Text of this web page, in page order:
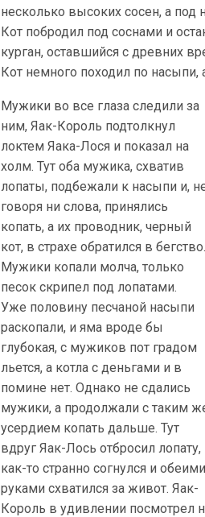
несколько высоких сосен, а
Кот побродил под соснами и
курган, оставшийся с древних
Кот немного походил по насыпи,
Мужики во все глаза следили за
ним, Яак-Король подтолкнул
локтем Яака-Лося и показал на
холм. Тут оба мужика, схватив
лопаты, подбежали к насыпи и,
говоря ни слова, принялись
копать, а их проводник, черный
кот, в страхе обратился в бегство.
Мужики копали молча, только
песок скрипел под лопатами.
Уже половину песчаной насыпи
раскопали, и яма вроде бы
глубокая, с мужиков пот градом
льется, а котла с деньгами и в
помине нет. Однако не сдались
мужики, а продолжали с таким
усердием копать дальше. Тут
вдруг Яак-Лось отбросил лопату,
как-то странно согнулся и обеими
руками схватился за живот. Яак-
Король в удивлении посмотрел